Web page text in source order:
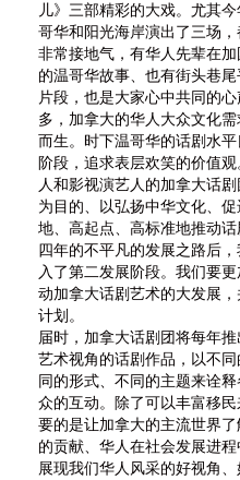
儿》三部精彩的大戏。尤其
哥华和阳光海岸演出了三场
非常接地气，有华人先辈在
的温哥华故事、也有街头巷
片段，也是大家心中共同的
多，加拿大的华人大众文化
而生。时下温哥华的话剧水
阶段，追求表层欢笑的价值
人和影视演艺人的加拿大话
为目的、以弘扬中华文化、
地、高起点、高标准地推动
四年的不平凡的发展之路后
入了第二发展阶段。我们要
动加拿大话剧艺术的大发展
计划。
届时，加拿大话剧团将每年
艺术视角的话剧作品，以不
同的形式、不同的主题来诠
众的互动。除了可以丰富移
要的是让加拿大的主流世界
的贡献、华人在社会发展进
展现我们华人风采的好视角